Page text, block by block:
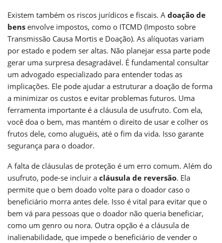
Existem também os riscos jurídicos e fiscais. A doação de
bens envolve impostos, como o ITCMD (Imposto sobre
Transmissão Causa Mortis e Doação). As alíquotas variam
por estado e podem ser altas. Não planejar essa parte pode
gerar uma surpresa desagradável. É fundamental consultar
um advogado especializado para entender todas as
implicações. Ele pode ajudar a estruturar a doação de forma
a minimizar os custos e evitar problemas futuros. Uma
ferramenta importante é a cláusula de usufruto. Com ela,
você doa o bem, mas mantém o direito de usar e colher os
frutos dele, como aluguéis, até o fim da vida. Isso garante
segurança para o doador.
A falta de cláusulas de proteção é um erro comum. Além do
usufruto, pode-se incluir a cláusula de reversão. Ela
permite que o bem doado volte para o doador caso o
beneficiário morra antes dele. Isso é vital para evitar que o
bem vá para pessoas que o doador não queria beneficiar,
como um genro ou nora. Outra opção é a cláusula de
inalienabilidade, que impede o beneficiário de vender o